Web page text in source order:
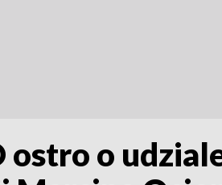
ostro o